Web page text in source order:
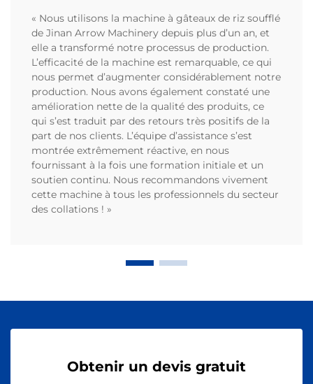
« Nous utilisons la machine à gâteaux de riz soufflé
de Jinan Arrow Machinery depuis plus d’un an, et
elle a transformé notre processus de production.
L’efficacité de la machine est remarquable, ce qui
nous permet d’augmenter considérablement notre
production. Nous avons également constaté une
amélioration nette de la qualité des produits, ce
qui s’est traduit par des retours très positifs de la
part de nos clients. L’équipe d’assistance s’est
montrée extrêmement réactive, en nous
fournissant à la fois une formation initiale et un
soutien continu. Nous recommandons vivement
cette machine à tous les professionnels du secteur
des collations ! »
Obtenir un devis gratuit